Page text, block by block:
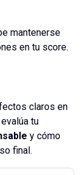
mantenerse
en tu score.
claros en
tu
y cómo
final.